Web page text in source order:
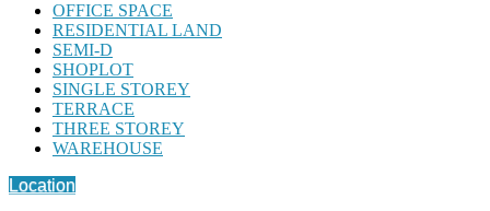
OFFICE SPACE
RESIDENTIAL LAND
SEMI-D
SHOPLOT
SINGLE STOREY
TERRACE
THREE STOREY
WAREHOUSE
Location